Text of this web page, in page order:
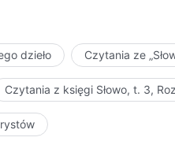
dzieło Czytania ze
Czytania z księgi Słowo, t. 3,